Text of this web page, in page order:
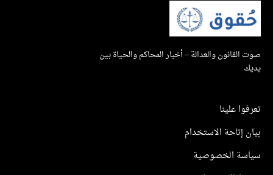
صوت القانون والعدالة – أخبار المحاكم والحياة بين
يديك
تعرفوا علينا
بيان إتاحة الاستخدام
سياسة الخصوصية